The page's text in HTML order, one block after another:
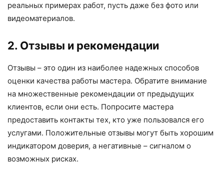
реальных примерах работ, пусть даже без фото или
видеоматериалов.
2. Отзывы и рекомендации
Отзывы – это один из наиболее надежных способов
оценки качества работы мастера. Обратите внимание
на множественные рекомендации от предыдущих
клиентов, если они есть. Попросите мастера
предоставить контакты тех, кто уже пользовался его
услугами. Положительные отзывы могут быть хорошим
индикатором доверия, а негативные – сигналом о
возможных рисках.